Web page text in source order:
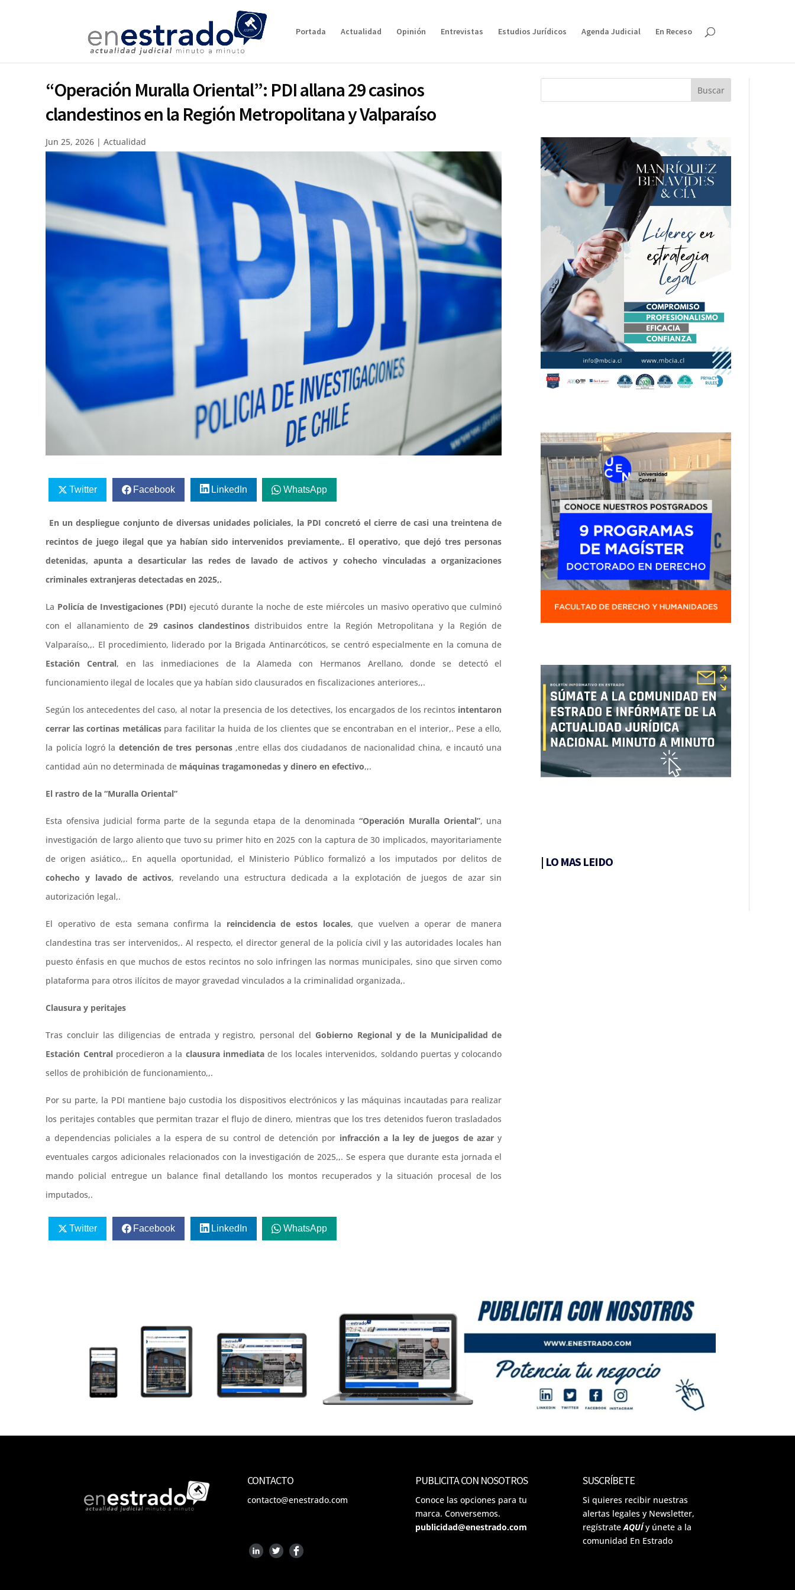
Portada Actualidad Opinión Entrevistas Estudios Jurídicos Agenda Judicial En Receso
“Operación Muralla Oriental”: PDI allana 29 casinos
clandestinos en la Región Metropolitana y Valparaíso
Jun 25, 2026 |Actualidad
Twitter Facebook LinkedIn WhatsApp
En un despliegue conjunto de diversas unidades policiales, la PDI concretó el cierre de casi una treintena de
recintos de juego ilegal que ya habían sido intervenidos previamente,. El operativo, que dejó tres personas
detenidas, apunta a desarticular las redes de lavado de activos y cohecho vinculadas a organizaciones
criminales extranjeras detectadas en 2025,.
La Policía de Investigaciones (PDI) ejecutó durante la noche de este miércoles un masivo operativo que culminó
con el allanamiento de29 casinos clandestinosdistribuidos entre la Región Metropolitana y la Región de
Valparaíso,,. El procedimiento, liderado por la Brigada Antinarcóticos, se centró especialmente en la comuna de
Estación Central, en las inmediaciones de la Alameda con Hermanos Arellano, donde se detectó el
funcionamiento ilegal de locales que ya habían sido clausurados en fiscalizaciones anteriores,,.
Según los antecedentes del caso, al notar la presencia de los detectives, los encargados de los recintos intentaron
cerrar las cortinas metálicaspara facilitar la huida de los clientes que se encontraban en el interior,. Pese a ello,
la policía logró la detención de tres personas,entre ellas dos ciudadanos de nacionalidad china, e incautó una
cantidad aún no determinada de máquinas tragamonedas y dinero en efectivo,,.
El rastro de la “Muralla Oriental”
Esta ofensiva judicial forma parte de la segunda etapa de la denominada “Operación Muralla Oriental”, una
investigación de largo aliento que tuvo su primer hito en 2025 con la captura de 30 implicados, mayoritariamente
de origen asiático,,. En aquella oportunidad, el Ministerio Público formalizó a los imputados por delitos de
cohecho y lavado de activos, revelando una estructura dedicada a la explotación de juegos de azar sin
autorización legal,.
El operativo de esta semana confirma la reincidencia de estos locales, que vuelven a operar de manera
clandestina tras ser intervenidos,. Al respecto, el director general de la policía civil y las autoridades locales han
puesto énfasis en que muchos de estos recintos no solo infringen las normas municipales, sino que sirven como
plataforma para otros ilícitos de mayor gravedad vinculados a la criminalidad organizada,.
Clausura y peritajes
Tras concluir las diligencias de entrada y registro, personal del Gobierno Regional y de la Municipalidad de
Estación Centralprocedieron a la clausura inmediata de los locales intervenidos, soldando puertas y colocando
sellos de prohibición de funcionamiento,,.
Por su parte, la PDI mantiene bajo custodia los dispositivos electrónicos y las máquinas incautadas para realizar
los peritajes contables que permitan trazar el flujo de dinero, mientras que los tres detenidos fueron trasladados
a dependencias policiales a la espera de su control de detención por infracción a la ley de juegos de azary
eventuales cargos adicionales relacionados con la investigación de 2025,,. Se espera que durante esta jornada el
mando policial entregue un balance final detallando los montos recuperados y la situación procesal de los
imputados,.
Twitter Facebook LinkedIn WhatsApp
| LO MAS LEIDO
CONTACTO
contacto@enestrado.com
PUBLICITA CON NOSOTROS
Conoce las opciones para tu
marca. Conversemos.
publicidad@enestrado.com
SUSCRÍBETE
Si quieres recibir nuestras
alertas legales y Newsletter,
regístrateAQUÍ y únete a la
comunidad En Estrado